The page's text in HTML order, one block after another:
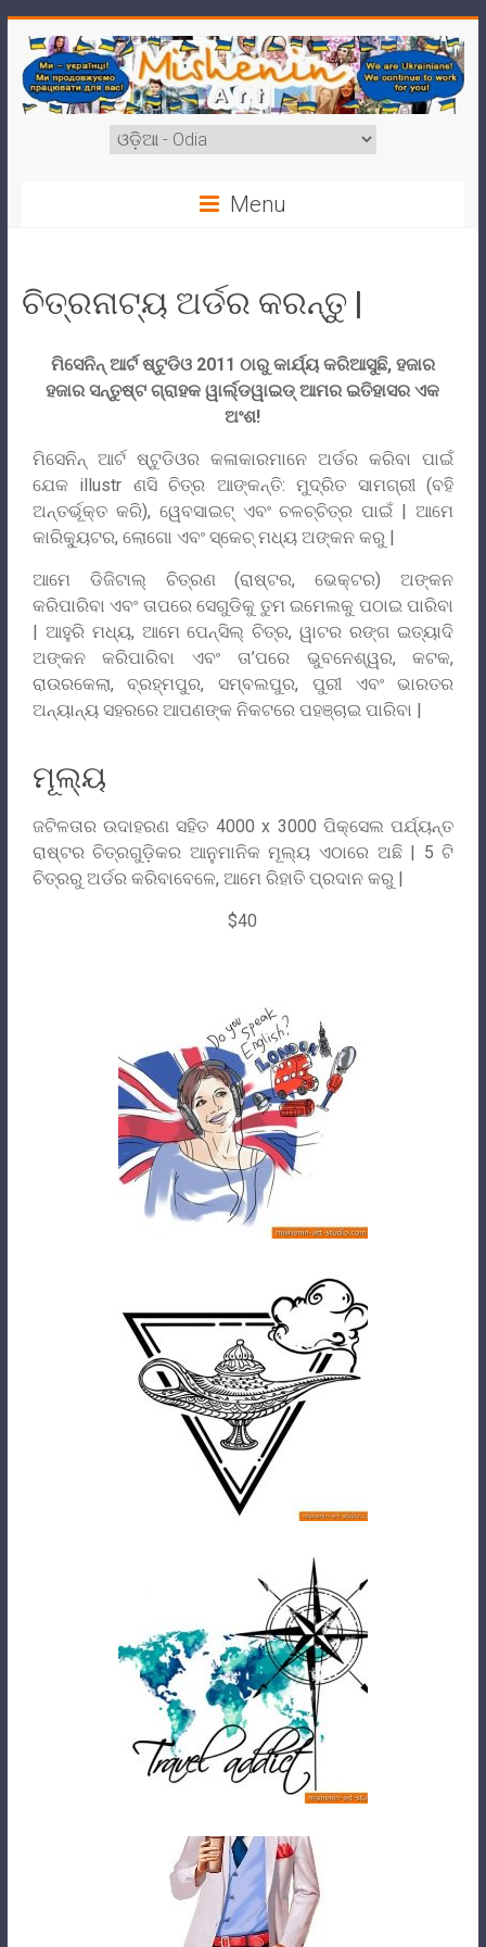
Menu
ଚିତ୍ରନାଟ୍ୟ ଅର୍ଡର କରନ୍ତୁ |
ମିସେନିନ୍ ଆର୍ଟ ଷ୍ଟୁଡିଓ 2011 ଠାରୁ କାର୍ଯ୍ୟ କରିଆସୁଛି, ହଜାର
ହଜାର ସନ୍ତୁଷ୍ଟ ଗ୍ରାହକ ୱାର୍ଲ୍ଡୱାଇଡ୍ ଆମର ଇତିହାସର ଏକ
ଅଂଶ!
ମିସେନିନ୍ ଆର୍ଟ ଷ୍ଟୁଡିଓର କଳାକାରମାନେ ଅର୍ଡର କରିବା ପାଇଁ
ଯେକ illustr ଣସି ଚିତ୍ର ଆଙ୍କନ୍ତି: ମୁଦ୍ରିତ ସାମଗ୍ରୀ (ବହି
ଅନ୍ତର୍ଭୂକ୍ତ କରି), ୱେବସାଇଟ୍ ଏବଂ ଚଳଚ୍ଚିତ୍ର ପାଇଁ | ଆମେ
କାରିକ୍ୟୁଟର, ଲୋଗୋ ଏବଂ ସ୍କେଚ୍ ମଧ୍ୟ ଅଙ୍କନ କରୁ |
ଆମେ ଡିଜିଟାଲ୍ ଚିତ୍ରଣ (ରାଷ୍ଟର, ଭେକ୍ଟର) ଅଙ୍କନ
କରିପାରିବା ଏବଂ ତାପରେ ସେଗୁଡିକୁ ତୁମ ଇମେଲକୁ ପଠାଇ ପାରିବା
| ଆହୁରି ମଧ୍ୟ, ଆମେ ପେନ୍ସିଲ୍ ଚିତ୍ର, ୱାଟର ରଙ୍ଗ ଇତ୍ୟାଦି
ଅଙ୍କନ କରିପାରିବା ଏବଂ ତା’ପରେ ଭୁବନେଶ୍ୱର, କଟକ,
ରାଉରକେଲା, ବ୍ରହ୍ମପୁର, ସମ୍ବଲପୁର, ପୁରୀ ଏବଂ ଭାରତର
ଅନ୍ୟାନ୍ୟ ସହରରେ ଆପଣଙ୍କ ନିକଟରେ ପହଞ୍ଚାଇ ପାରିବା |
ମୂଲ୍ୟ
ଜଟିଳତାର ଉଦାହରଣ ସହିତ 4000 x 3000 ପିକ୍ସେଲ ପର୍ଯ୍ୟନ୍ତ
ରାଷ୍ଟର ଚିତ୍ରଗୁଡ଼ିକର ଆନୁମାନିକ ମୂଲ୍ୟ ଏଠାରେ ଅଛି | 5 ଟି
ଚିତ୍ରରୁ ଅର୍ଡର କରିବାବେଳେ, ଆମେ ରିହାତି ପ୍ରଦାନ କରୁ |
$40